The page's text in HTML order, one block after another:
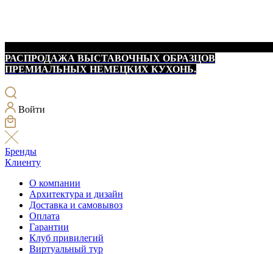
РАСПРОДАЖА ВЫСТАВОЧНЫХ ОБРАЗЦОВ
ПРЕМИАЛЬНЫХ НЕМЕЦКИХ КУХОНЬ.
Войти
Бренды
Клиенту
О компании
Архитектура и дизайн
Доставка и самовывоз
Оплата
Гарантии
Клуб привилегий
Виртуальный тур